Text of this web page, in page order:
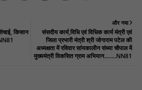
और नया
संसदीय कार्य,विधि एवं विधिक कार्य मंत्री एवं
जिला प्रभारी मंत्री श्री जोगाराम पटेल की
अध्यक्षता में रविवार सांयकालीन संध्या चौपाल में
मुख्यमंत्री विकसित ग्राम अभियान........NN81
किसान